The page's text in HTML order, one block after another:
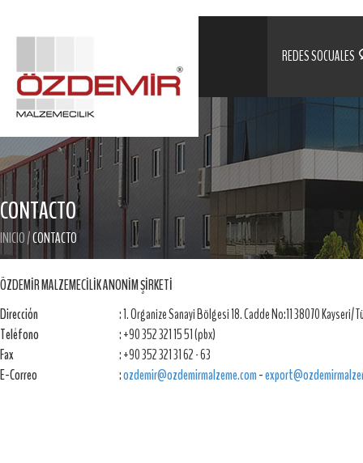
REDES SOCUALES
CONTACTO
INICIO/CONTACTO
ÖZDEMİR MALZEMECİLİK ANONİM ŞİRKETİ
Dirección
:1. Organize Sanayi Bölgesi 18. Cadde No:11 38070 Kayseri/
Teléfono
:+90 352 321 15 51 (pbx)
Fax
:+90 352 321 31 62 - 63
E-Correo
:ozdemir@ozdemirmalzeme.com-